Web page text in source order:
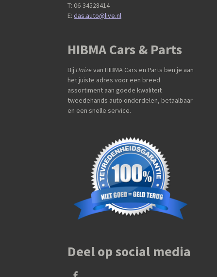
T: 06-34528414
E: das.auto@live.nl
HIBMA Cars & Parts
Bij Haizevan HIBMA Cars en Parts ben je aan
het juiste adres voor een breed
assortiment aan goede kwaliteit
tweedehands auto onderdelen, betaalbaar
en een snelle service.
Deel op social media